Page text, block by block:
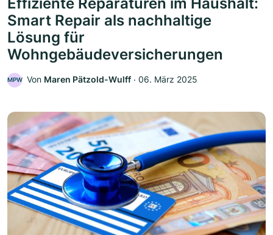
Smart Repair als nachhaltige
Lösung für
Wohngebäudeversicherungen
MPW Von Maren Pätzold-Wulff ‧ 06. März 2025